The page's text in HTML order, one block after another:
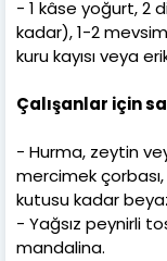
- 1 kâse yoğurt, 2
kadar), 1-2 mevsim
kuru kayısı veya
Çalışanlar için
- Hurma, zeytin
mercimek
kutusu kadar
- Yağsız peynirli
mandalina.